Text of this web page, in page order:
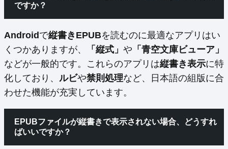
ですか？
Androidで縦書きEPUBを読むのに最適なアプリはい
くつかありますが、
「縦式」 や 「青空文庫ビューア」
などが一般的です。これらのアプリは縦書き表示に特
化しており、 ルビや禁則処理など、日本語の組版に合
わせた機能が充実しています。
EPUBファイルが縦書きで表示されない場合、どうすれ
ばいいですか？